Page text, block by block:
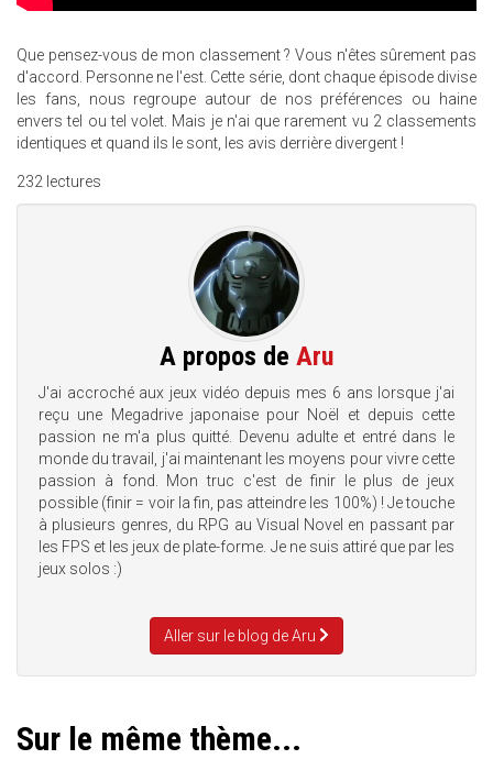
Que pensez-vous de mon classement ? Vous n'êtes sûrement pas
d'accord. Personne ne l'est. Cette série, dont chaque épisode divise
les fans, nous regroupe autour de nos préférences ou haine
envers tel ou tel volet. Mais je n'ai que rarement vu 2 classements
identiques et quand ils le sont, les avis derrière divergent !
232 lectures
A propos de Aru
J'ai accroché aux jeux vidéo depuis mes 6 ans lorsque j'ai
reçu une Megadrive japonaise pour Noël et depuis cette
passion ne m'a plus quitté. Devenu adulte et entré dans le
monde du travail, j'ai maintenant les moyens pour vivre cette
passion à fond. Mon truc c'est de finir le plus de jeux
possible (finir = voir la fin, pas atteindre les 100%) ! Je touche
à plusieurs genres, du RPG au Visual Novel en passant par
les FPS et les jeux de plate-forme. Je ne suis attiré que par les
jeux solos :)
Aller sur le blog de Aru
Sur le même thème...